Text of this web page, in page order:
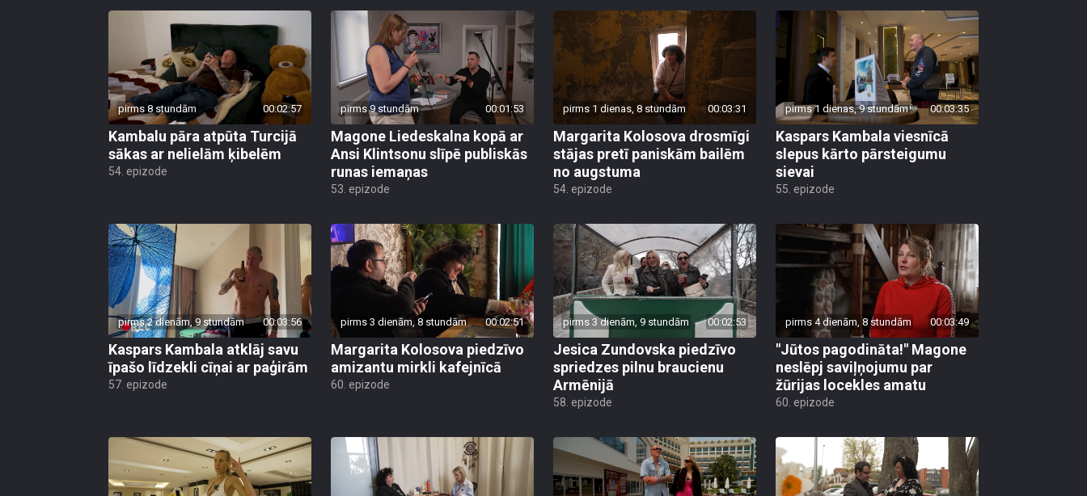
pirms 8 stundām 00:02:57
Kambalu pāra atpūta Turcijā
sākas ar nelielām ķibelēm
54. epizode
pirms 9 stundām 00:01:53
Magone Liedeskalna kopā ar
Ansi Klintsonu slīpē publiskās
runas iemaņas
53. epizode
pirms 1 dienas, 8 stundām 00:03:31
Margarita Kolosova drosmīgi
stājas pretī paniskām bailēm
no augstuma
54. epizode
pirms 1 dienas, 9 stundām 00:03:35
Kaspars Kambala viesnīcā
slepus kārto pārsteigumu
sievai
55. epizode
pirms 2 dienām, 9 stundām 00:03:56
Kaspars Kambala atklāj savu
īpašo līdzekli cīņai ar paģirām
57. epizode
pirms 3 dienām, 8 stundām 00:02:51
Margarita Kolosova piedzīvo
amizantu mirkli kafejnīcā
60. epizode
pirms 3 dienām, 9 stundām 00:02:53
Jesica Zundovska piedzīvo
spriedzes pilnu braucienu
Armēnijā
58. epizode
pirms 4 dienām, 8 stundām 00:03:49
"Jūtos pagodināta!" Magone
neslēpj saviļņojumu par
žūrijas locekles amatu
60. epizode